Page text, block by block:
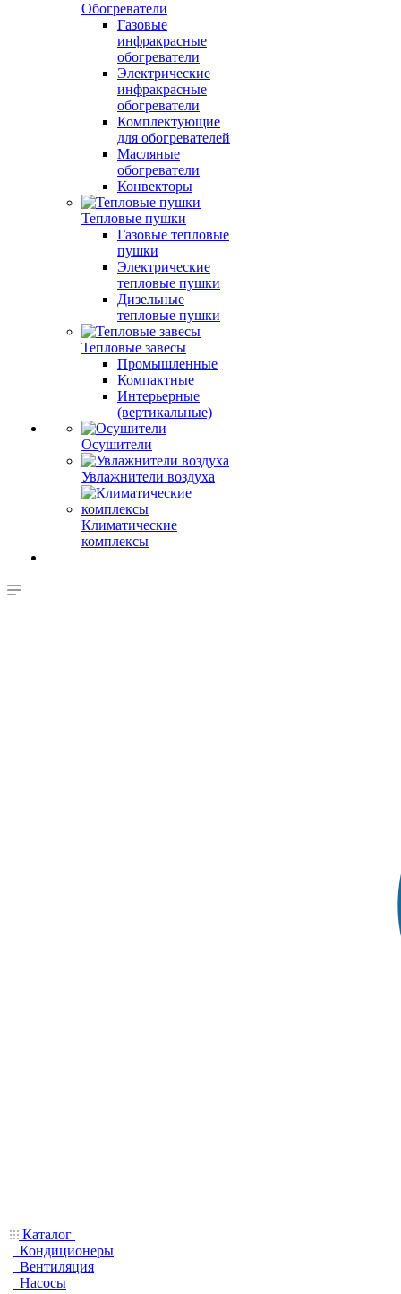
Обогреватели
Газовые
инфракрасные
обогреватели
Электрические
инфракрасные
обогреватели
Комплектующие
для обогревателей
Масляные
обогреватели
Конвекторы
Тепловые пушки
Газовые тепловые
пушки
Электрические
тепловые пушки
Дизельные
тепловые пушки
Тепловые завесы
Промышленные
Компактные
Интерьерные
(вертикальные)
Осушители
Увлажнители воздуха
Климатические
комплексы
Каталог
Кондиционеры
Вентиляция
Насосы